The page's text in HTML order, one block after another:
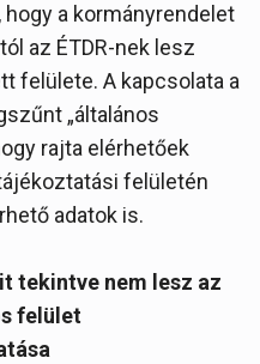
a kormányrendelet
az ÉTDR-nek lesz
felülete. A kapcsolata a
„általános
rajta elérhetőek
felületén
adatok is.
tekintve nem lesz az
felület